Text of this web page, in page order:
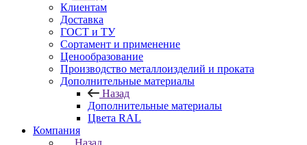
Клиентам
Доставка
ГОСТ и ТУ
Сортамент и применение
Ценообразование
Производство металлоизделий и проката
Дополнительные материалы
Назад
Дополнительные материалы
Цвета RAL
Компания
Назад